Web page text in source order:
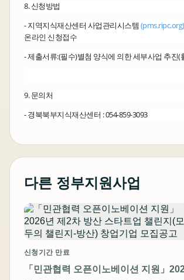
8. 신청방법
- 지역지식재산센터 사업관리시스템 (pms.ripc.org)
온라인 신청접수
- 제출서류:(필수)별첨 양식에 의한 세부사업 추진(
9. 문의처
- 경북북부지식재산센터 : 054-859-3093
다른 정부지원사업
신청기간 만료
「민관협력 오픈이노베이션 지원」